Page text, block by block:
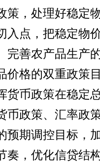
策，处理好稳定
入点，把稳定物
完善农产品生产
价格的双重政策
货币政策在稳定
币政策、汇率政
预期调控目标，
奏，优化信贷结